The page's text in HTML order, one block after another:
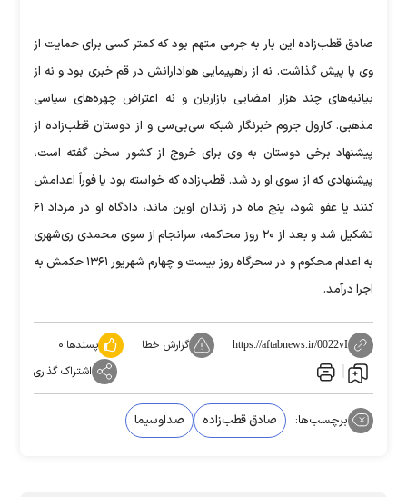
صادق قطب‌زاده این بار به جرمی متهم بود که کمتر کسی برای حمایت از
وی پا پیش گذاشت. نه از راهپیمایی هوادارانش در قم خبری بود و نه از
بیانیه‌های چند هزار امضایی بازاریان و نه اعتراض چهره‌های سیاسی
مذهبی. کارول جروم خبرنگار شبکه سی‌بی‌سی و از دوستان قطب‌زاده از
پیشنهاد برخی دوستان به وی برای خروج از کشور سخن گفته است،
پیشنهادی که از سوی او رد شد. قطب‌‎زاده که خواسته بود یا فوراً اعدامش
کنند یا عفو شود، پنج ماه در زندان اوین ماند، دادگاه او در مرداد ۶۱
تشکیل شد و بعد از ۲۰ روز محاکمه، سرانجام از سوی محمدی ری‌شهری
به اعدام محکوم و در سحرگاه روز بیست و چهارم شهریور ۱۳۶۱ حکمش به
اجرا درآمد.
https://aftabnews.ir/0022vI گزارش خطا پسندها:۰
اشتراک گذاری
برچسب‌ها: صادق قطب‌زاده صداوسیما